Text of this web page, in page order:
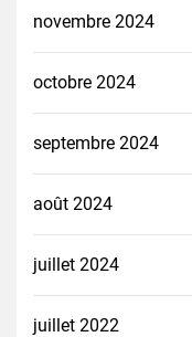
novembre 2024
octobre 2024
septembre 2024
août 2024
juillet 2024
juillet 2022